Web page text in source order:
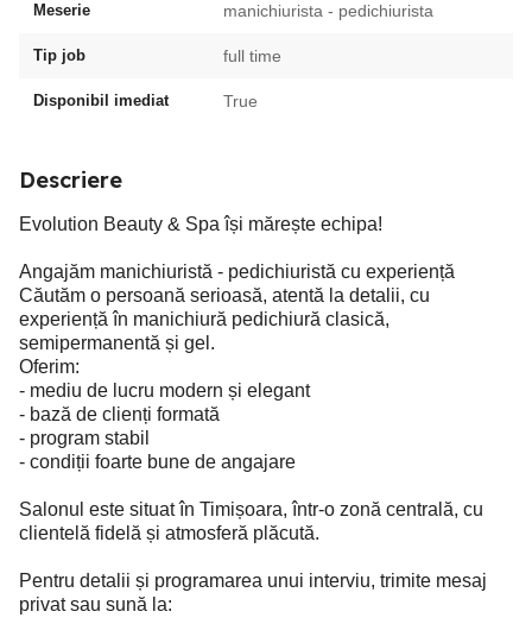
Meserie manichiurista - pedichiurista
Tip job full time
Disponibil imediat True
Descriere
Evolution Beauty & Spa își mărește echipa!
Angajăm manichiuristă - pedichiuristă cu experiență
Căutăm o persoană serioasă, atentă la detalii, cu
experiență în manichiură pedichiură clasică,
semipermanentă și gel.
Oferim:
- mediu de lucru modern și elegant
- bază de clienți formată
- program stabil
- condiții foarte bune de angajare
Salonul este situat în Timișoara, într-o zonă centrală, cu
clientelă fidelă și atmosferă plăcută.
Pentru detalii și programarea unui interviu, trimite mesaj
privat sau sună la: